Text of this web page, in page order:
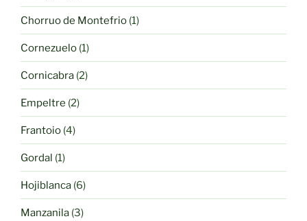
productos
Chorruo de Montefrio 11
producto
Cornezuelo 11
producto
Cornicabra 22
productos
Empeltre 22
productos
Frantoio 44
productos
Gordal 11
producto
Hojiblanca 66
productos
Manzanila 33